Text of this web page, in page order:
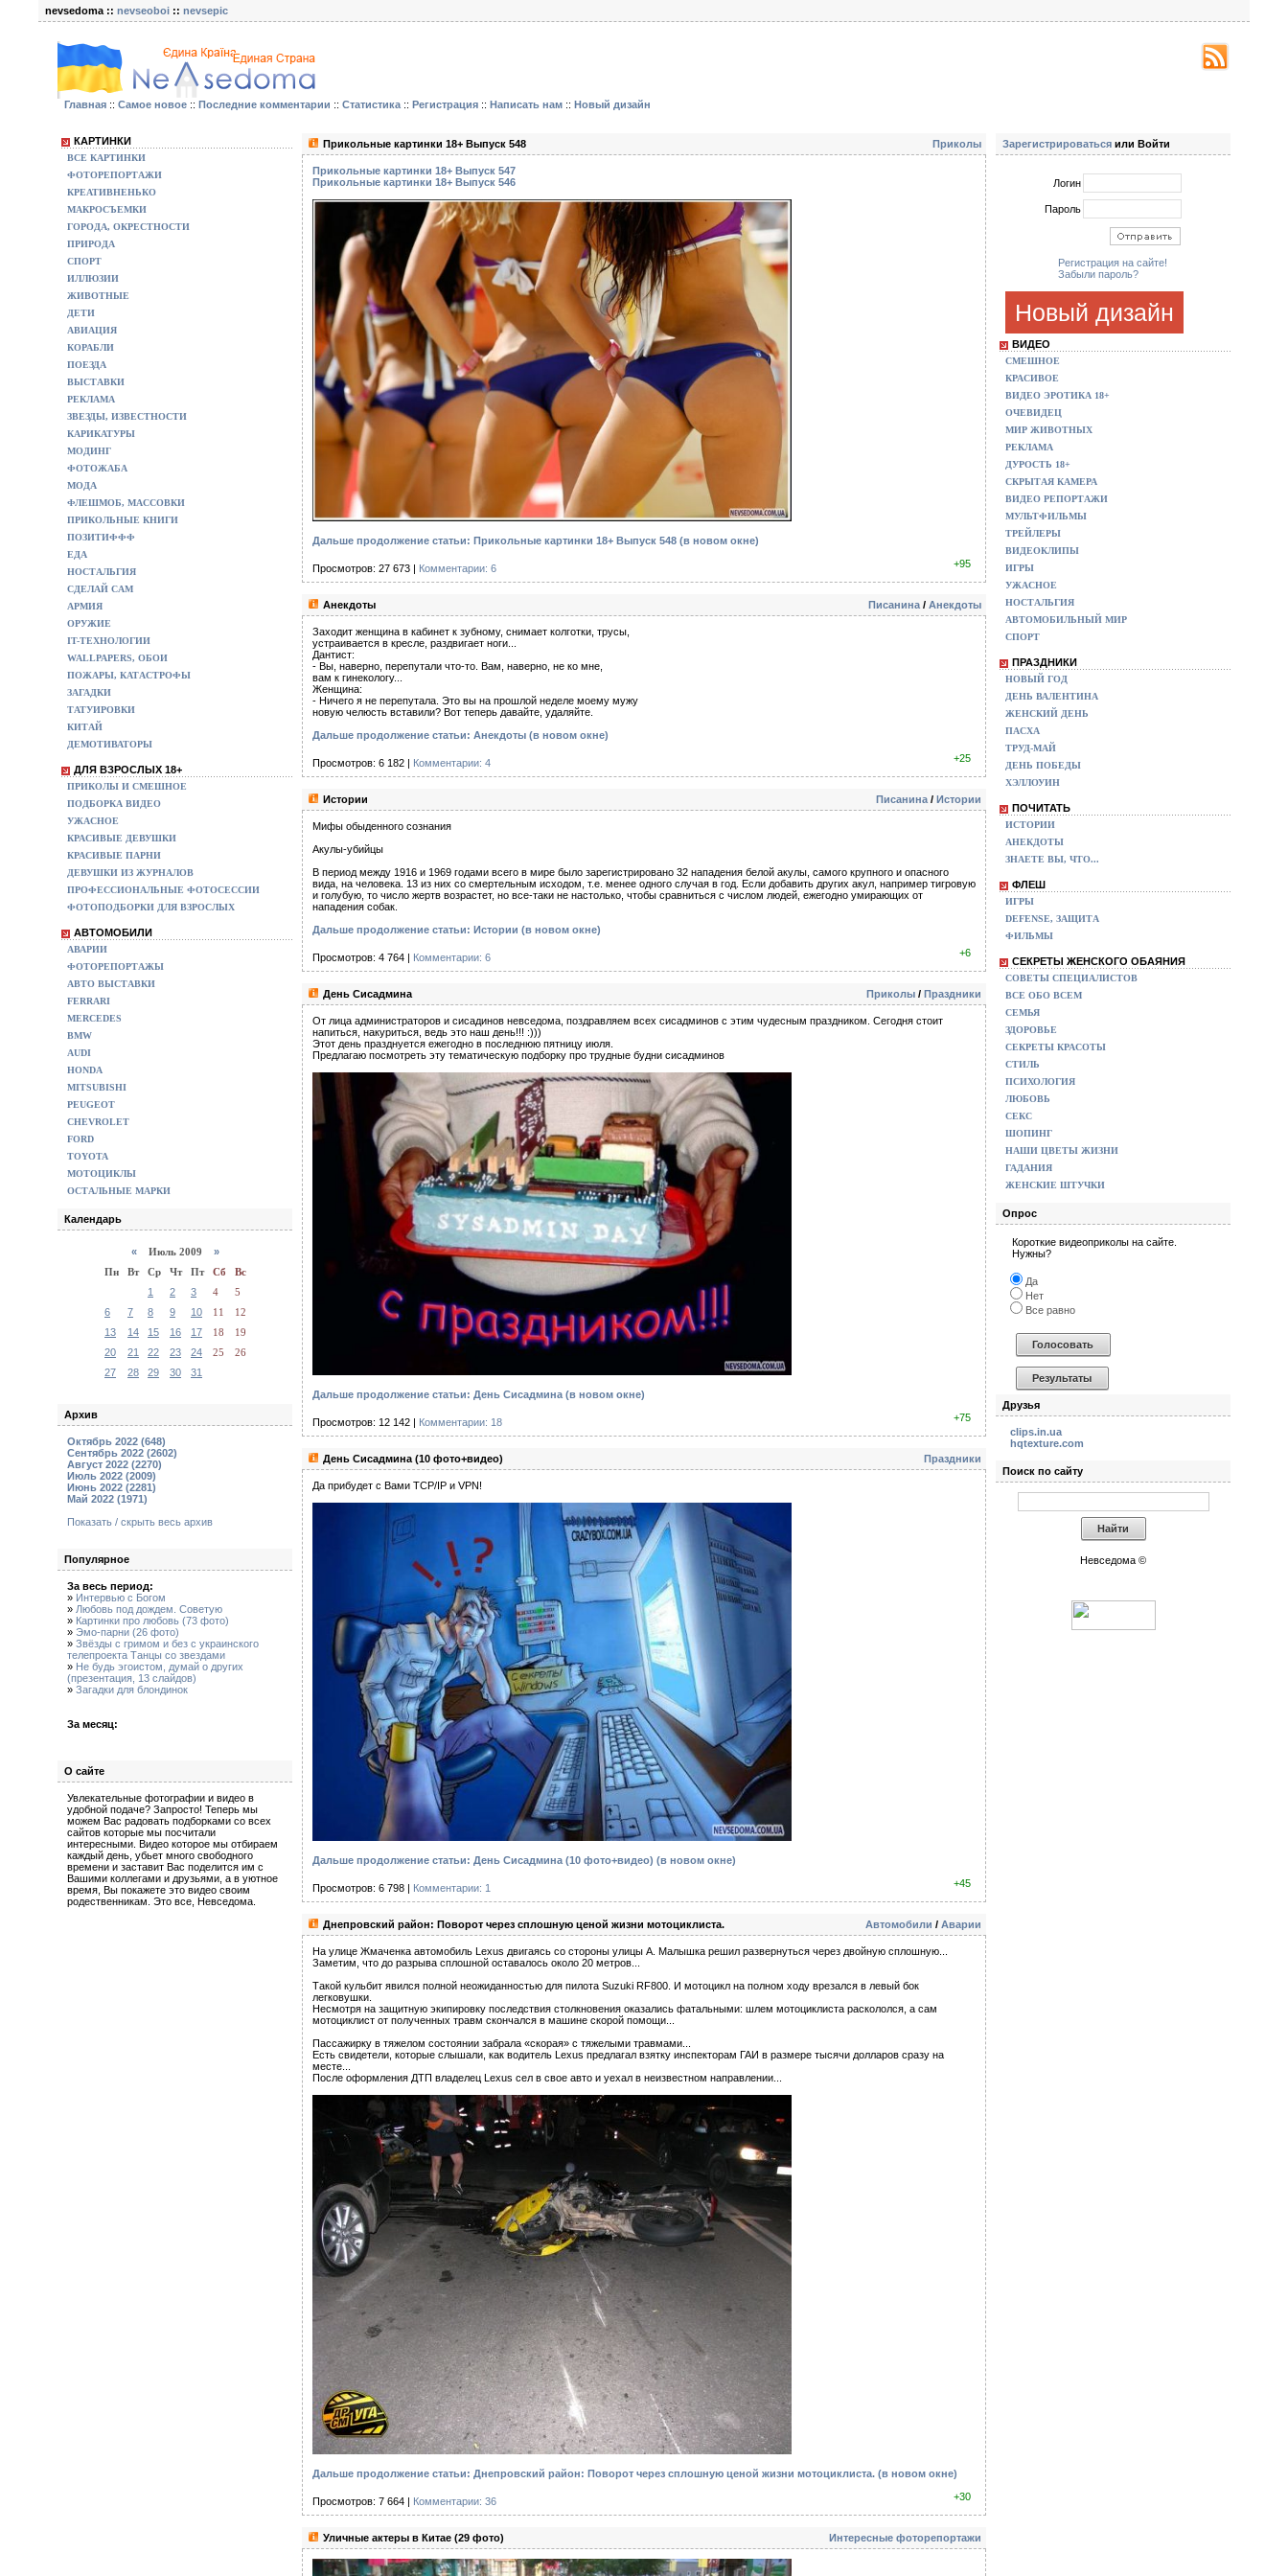
nevsedoma :: nevseoboi :: nevsepic
Главная :: Самое новое :: Последние комментарии :: Статистика :: Регистрация :: Написать нам :: Новый дизайн
КАРТИНКИ
ВСЕ КАРТИНКИ
ФОТОРЕПОРТАЖИ
КРЕАТИВНЕНЬКО
МАКРОСЪЕМКИ
ГОРОДА, ОКРЕСТНОСТИ
ПРИРОДА
СПОРТ
ИЛЛЮЗИИ
ЖИВОТНЫЕ
ДЕТИ
АВИАЦИЯ
КОРАБЛИ
ПОЕЗДА
ВЫСТАВКИ
РЕКЛАМА
ЗВЕЗДЫ, ИЗВЕСТНОСТИ
КАРИКАТУРЫ
МОДИНГ
ФОТОЖАБА
МОДА
ФЛЕШМОБ, МАССОВКИ
ПРИКОЛЬНЫЕ КНИГИ
ПОЗИТИФФФ
ЕДА
НОСТАЛЬГИЯ
СДЕЛАЙ САМ
АРМИЯ
ОРУЖИЕ
IT-ТЕХНОЛОГИИ
WALLPAPERS, ОБОИ
ПОЖАРЫ, КАТАСТРОФЫ
ЗАГАДКИ
ТАТУИРОВКИ
КИТАЙ
ДЕМОТИВАТОРЫ
ДЛЯ ВЗРОСЛЫХ 18+
ПРИКОЛЫ И СМЕШНОЕ
ПОДБОРКА ВИДЕО
УЖАСНОЕ
КРАСИВЫЕ ДЕВУШКИ
КРАСИВЫЕ ПАРНИ
ДЕВУШКИ ИЗ ЖУРНАЛОВ
ПРОФЕССИОНАЛЬНЫЕ ФОТОСЕССИИ
ФОТОПОДБОРКИ ДЛЯ ВЗРОСЛЫХ
АВТОМОБИЛИ
АВАРИИ
ФОТОРЕПОРТАЖЫ
АВТО ВЫСТАВКИ
FERRARI
MERCEDES
BMW
AUDI
HONDA
MITSUBISHI
PEUGEOT
CHEVROLET
FORD
TOYOTA
МОТОЦИКЛЫ
ОСТАЛЬНЫЕ МАРКИ
Календарь
« Июль 2009 »
Пн
Вт Ср Чт Пт Сб
Вс
1
2 3 4
5
6
7 8 9 10 11
12
13
14 15 16 17 18
19
20
21 22 23 24 25
26
27
28 29 30 31
Архив
Октябрь 2022 (648)
Сентябрь 2022 (2602)
Август 2022 (2270)
Июль 2022 (2009)
Июнь 2022 (2281)
Май 2022 (1971)
Показать / скрыть весь архив
Популярное
За весь период:
» Интервью с Богом
» Любовь под дождем. Советую
» Картинки про любовь (73 фото)
» Эмо-парни (26 фото)
» Звёзды с гримом и без с украинского
телепроекта Танцы со звездами
» Не будь эгоистом, думай о других
(презентация, 13 слайдов)
» Загадки для блондинок
За месяц:
О сайте
Увлекательные фотографии и видео в
удобной подаче? Запросто! Теперь мы
можем Вас радовать подборками со всех
сайтов которые мы посчитали
интересными. Видео которое мы отбираем
каждый день, убьет много свободного
времени и заставит Вас поделится им с
Вашими коллегами и друзьями, а в уютное
время, Вы покажете это видео своим
родественникам. Это все, Невседома.
Приколы
Прикольные картинки 18+ Выпуск 548
Прикольные картинки 18+ Выпуск 547
Прикольные картинки 18+ Выпуск 546
Дальше продолжение статьи: Прикольные картинки 18+ Выпуск 548 (в новом окне)
Просмотров: 27 673 | Комментарии: 6 +95
Писанина / Анекдоты
Анекдоты
Заходит женщина в кабинет к зубному, снимает колготки, трусы,
устраивается в кресле, раздвигает ноги...
Дантист:
- Вы, наверно, перепутали что-то. Вам, наверно, не ко мне,
вам к гинекологу...
Женщина:
- Ничего я не перепутала. Это вы на прошлой неделе моему мужу
новую челюсть вставили? Вот теперь давайте, удаляйте.
Дальше продолжение статьи: Анекдоты (в новом окне)
Просмотров: 6 182 | Комментарии: 4 +25
Писанина / Истории
Истории
Мифы обыденного сознания
Акулы-убийцы
В период между 1916 и 1969 годами всего в мире было зарегистрировано 32 нападения белой акулы, самого крупного и опасного
вида, на человека. 13 из них со смертельным исходом, т.е. менее одного случая в год. Если добавить других акул, например тигровую
и голубую, то число жертв возрастет, но все-таки не настолько, чтобы сравниться с числом людей, ежегодно умирающих от
нападения собак.
Дальше продолжение статьи: Истории (в новом окне)
Просмотров: 4 764 | Комментарии: 6 +6
Приколы / Праздники
День Сисадмина
От лица администраторов и сисадинов невседома, поздравляем всех сисадминов с этим чудесным праздником. Сегодня стоит
напиться, накуриться, ведь это наш день!!! :)))
Этот день празднуется ежегодно в последнюю пятницу июля.
Предлагаю посмотреть эту тематическую подборку про трудные будни сисадминов
Дальше продолжение статьи: День Сисадмина (в новом окне)
Просмотров: 12 142 | Комментарии: 18 +75
Праздники
День Сисадмина (10 фото+видео)
Да прибудет с Вами TCP/IP и VPN!
Дальше продолжение статьи: День Сисадмина (10 фото+видео) (в новом окне)
Просмотров: 6 798 | Комментарии: 1 +45
Автомобили / Аварии
Днепровский район: Поворот через сплошную ценой жизни мотоциклиста.
На улице Жмаченка автомобиль Lexus двигаясь со стороны улицы А. Малышка решил развернуться через двойную сплошную...
Заметим, что до разрыва сплошной оставалось около 20 метров...
Такой кульбит явился полной неожиданностью для пилота Suzuki RF800. И мотоцикл на полном ходу врезался в левый бок
легковушки.
Несмотря на защитную экипировку последствия столкновения оказались фатальными: шлем мотоциклиста раскололся, а сам
мотоциклист от полученных травм скончался в машине скорой помощи...
Пассажирку в тяжелом состоянии забрала «скорая» с тяжелыми травмами...
Есть свидетели, которые слышали, как водитель Lexus предлагал взятку инспекторам ГАИ в размере тысячи долларов сразу на
месте...
После оформления ДТП владелец Lexus сел в свое авто и уехал в неизвестном направлении...
Дальше продолжение статьи: Днепровский район: Поворот через сплошную ценой жизни мотоциклиста. (в новом окне)
Просмотров: 7 664 | Комментарии: 36 +30
Интересные фоторепортажи
Уличные актеры в Китае (29 фото)
Зарегистрироваться или Войти
Логин
Пароль
Регистрация на сайте!
Забыли пароль?
Новый дизайн
ВИДЕО
СМЕШНОЕ
КРАСИВОЕ
ВИДЕО ЭРОТИКА 18+
ОЧЕВИДЕЦ
МИР ЖИВОТНЫХ
РЕКЛАМА
ДУРОСТЬ 18+
СКРЫТАЯ КАМЕРА
ВИДЕО РЕПОРТАЖИ
МУЛЬТФИЛЬМЫ
ТРЕЙЛЕРЫ
ВИДЕОКЛИПЫ
ИГРЫ
УЖАСНОЕ
НОСТАЛЬГИЯ
АВТОМОБИЛЬНЫЙ МИР
СПОРТ
ПРАЗДНИКИ
НОВЫЙ ГОД
ДЕНЬ ВАЛЕНТИНА
ЖЕНСКИЙ ДЕНЬ
ПАСХА
ТРУД-МАЙ
ДЕНЬ ПОБЕДЫ
ХЭЛЛОУИН
ПОЧИТАТЬ
ИСТОРИИ
АНЕКДОТЫ
ЗНАЕТЕ ВЫ, ЧТО...
ФЛЕШ
ИГРЫ
DEFENSE, ЗАЩИТА
ФИЛЬМЫ
СЕКРЕТЫ ЖЕНСКОГО ОБАЯНИЯ
СОВЕТЫ СПЕЦИАЛИСТОВ
ВСЕ ОБО ВСЕМ
СЕМЬЯ
ЗДОРОВЬЕ
СЕКРЕТЫ КРАСОТЫ
СТИЛЬ
ПСИХОЛОГИЯ
ЛЮБОВЬ
СЕКС
ШОПИНГ
НАШИ ЦВЕТЫ ЖИЗНИ
ГАДАНИЯ
ЖЕНСКИЕ ШТУЧКИ
Опрос
Короткие видеоприколы на сайте.
Нужны?
Да
Нет
Все равно
Друзья
clips.in.ua
hqtexture.com
Поиск по сайту
Невседома ©